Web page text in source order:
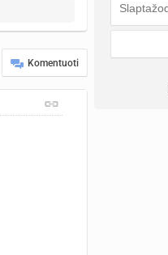
Komentuoti